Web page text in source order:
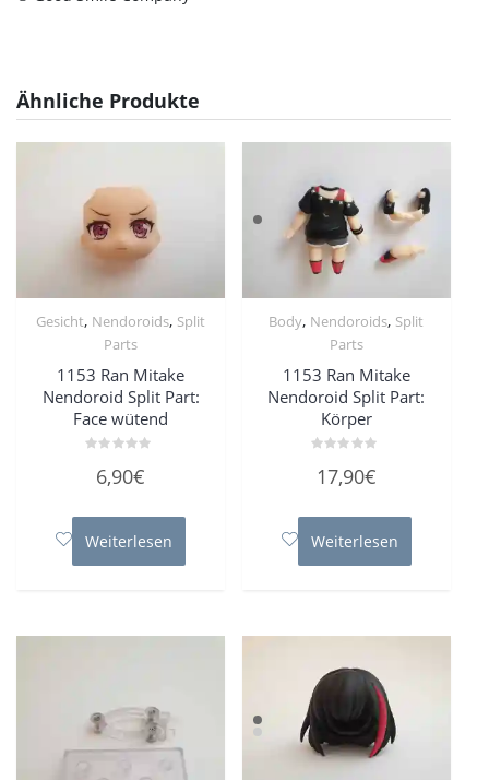
Ähnliche Produkte
Gesicht, Nendoroids, Split
Parts
1153 Ran Mitake
Nendoroid Split Part:
Face wütend
mit
5
6,90€
Weiterlesen
Body, Nendoroids, Split
Parts
1153 Ran Mitake
Nendoroid Split Part:
Körper
mit
5
17,90€
Weiterlesen